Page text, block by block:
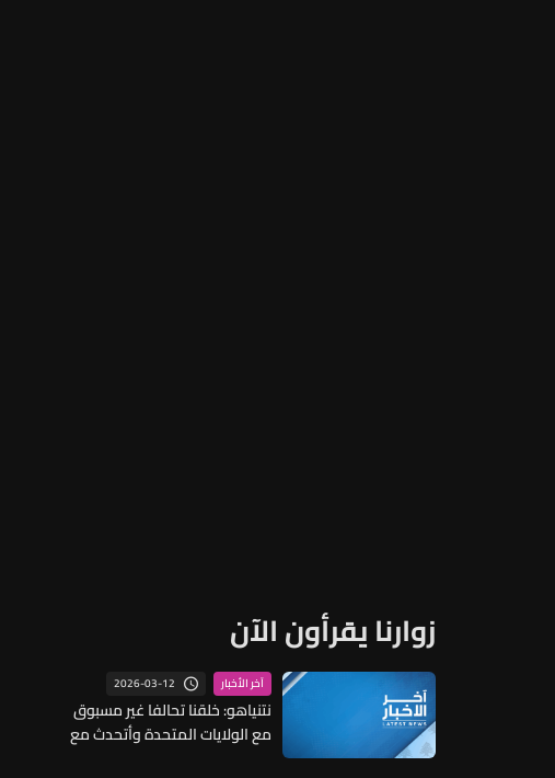
زوارنا يقرأون الآن
آخر الأخبار 2026-03-12
نتنياهو: خلقنا تحالفا غير مسبوق
مع الولايات المتحدة وأتحدث مع